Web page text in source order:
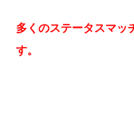
多くのステータスマッ
す。